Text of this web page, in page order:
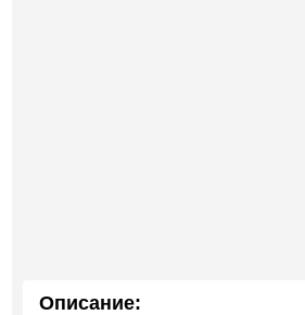
Описание: